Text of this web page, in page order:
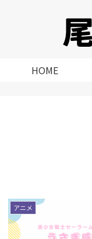
HOME
アニメ